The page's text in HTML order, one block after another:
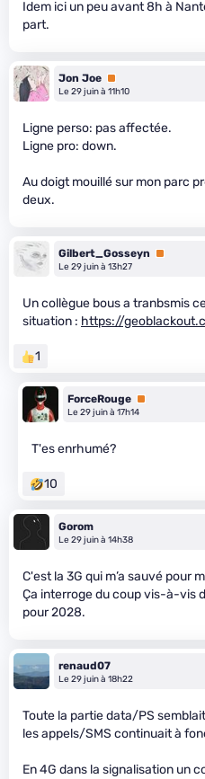
Idem ici un peu avant 8h à
part.
Jon Joe Premium
Le 29 juin à 11h10
Ligne perso: pas affectée.
Ligne pro: down.
Au doigt mouillé sur mon parc
deux.
Gilbert_Gosseyn
Premium
Le 29 juin à 13h27
Un collègue bous a tranbsmis
situation : https://
1
ForceRouge Premium
Le 29 juin à 17h14
T'es enrhumé?
10
Gorom
Le 29 juin à 14h38
C'est la 3G qui m’a sauvé pour
Ça interroge du coup vis-à-vis
pour 2028.
renaud07
Le 29 juin à 18h22
Toute la partie data/PS
les appels/SMS continuait à
En 4G dans la signalisation un